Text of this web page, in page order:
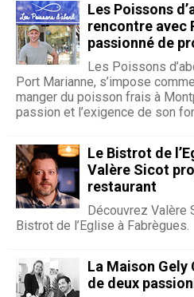
Les Poissons
rencontre avec
passionné de
Les Poissons
Port Marianne, s’impose
manger du poisson frais à
passion et l’exigence de son
Le Bistrot de
Valère Sicot
restaurant
Découvrez Valère
Bistrot de l’Eglise à Fabrègues.
La Maison
de deux